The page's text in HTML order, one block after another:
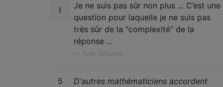
Je ne suis pas sûr non plus ... C’est une
question pour laquelle je ne suis pas
très sûr de la "complexité" de la
réponse ...
Ryan Williams
5
D'autres mathématiciens accordent